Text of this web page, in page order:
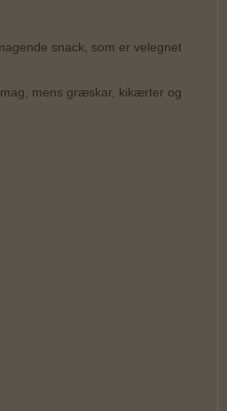
snack, som er velegnet
mens græskar, kikærter og